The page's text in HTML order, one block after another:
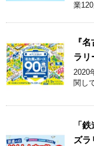
業
『
ラリ
2020
関し
「
ズラ